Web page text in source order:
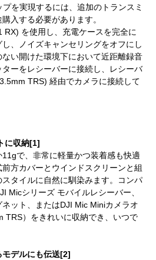
を実現するには、追加のトランスミ
入する必要があります。
を使用し、充電ケースを完全に
、ノイズキャンセリングをオフにし
い開けた環境下において近距離録音
ーをレシーバーに接続し、レシーバ
TRS) 経由でカメラに接続して
に収納[1]
11gで、非常に軽量かつ装着感も快適
方カバーとウインドスクリーンと組
タイルに自然に馴染みます。コンパ
Micシリーズ モバイルレシーバー、
ット、またはDJI Mic Miniカメラオ
TRS）をきれいに収納でき、いつで
デルにも伝送[2]